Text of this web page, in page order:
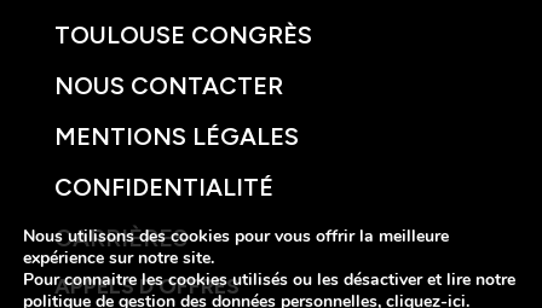
TOULOUSE CONGRÈS
NOUS CONTACTER
MENTIONS LÉGALES
CONFIDENTIALITÉ
CARRIÈRES
APPELS D’OFFRES
Nous utilisons des cookies pour vous offrir la meilleure
expérience sur notre site.
Pour connaitre les cookies utilisés ou les désactiver et lire notre
politique de gestion des données personnelles, cliquez-ici.